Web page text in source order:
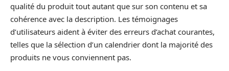
qualité du produit tout autant que sur son contenu et sa
cohérence avec la description. Les témoignages
d’utilisateurs aident à éviter des erreurs d’achat courantes,
telles que la sélection d’un calendrier dont la majorité des
produits ne vous conviennent pas.